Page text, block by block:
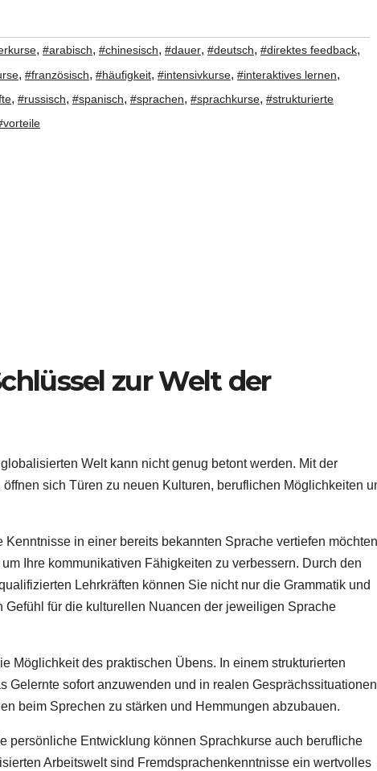
, #arabisch, #chinesisch, #dauer, #deutsch, #direktes feedback,
, #französisch, #häufigkeit, #intensivkurse, #interaktives lernen,
, #russisch, #spanisch, #sprachen, #sprachkurse, #strukturierte
zur Welt der
Welt kann nicht genug betont werden. Mit der
sich Türen zu neuen Kulturen, beruflichen Möglichkeiten
in einer bereits bekannten Sprache vertiefen
Ihre kommunikativen Fähigkeiten zu verbessern. Durch den
Lehrkräften können Sie nicht nur die Grammatik und
für die kulturellen Nuancen der jeweiligen Sprache
Möglichkeit des praktischen Übens. In einem strukturierten
Gelernte sofort anzuwenden und in realen
beim Sprechen zu stärken und Hemmungen abzubauen.
persönliche Entwicklung können Sprachkurse auch berufliche
Arbeitswelt sind Fremdsprachenkenntnisse ein wertvolles